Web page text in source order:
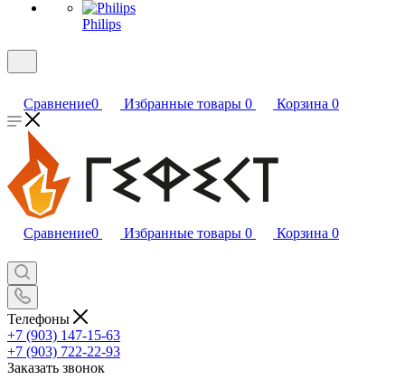
Philips
Сравнение0 Избранные товары 0 Корзина 0
Сравнение0 Избранные товары 0 Корзина 0
Телефоны
+7 (903) 147-15-63
+7 (903) 722-22-93
Заказать звонок